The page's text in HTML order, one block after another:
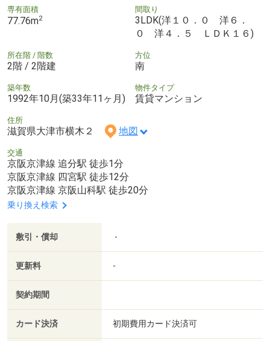
専有面積
77.76m2
間取り
3LDK(洋１０．０ 洋６．
０ 洋４．５ ＬＤＫ１６)
所在階 / 階数
2階 / 2階建
方位
南
築年数
1992年10月(築33年11ヶ月)
物件タイプ
賃貸マンション
住所
滋賀県大津市横木２ 地図
交通
京阪京津線 追分駅 徒歩1分
京阪京津線 四宮駅 徒歩12分
京阪京津線 京阪山科駅 徒歩20分
乗り換え検索
敷引・償却 -
更新料 -
契約期間
カード決済 初期費用カード決済可